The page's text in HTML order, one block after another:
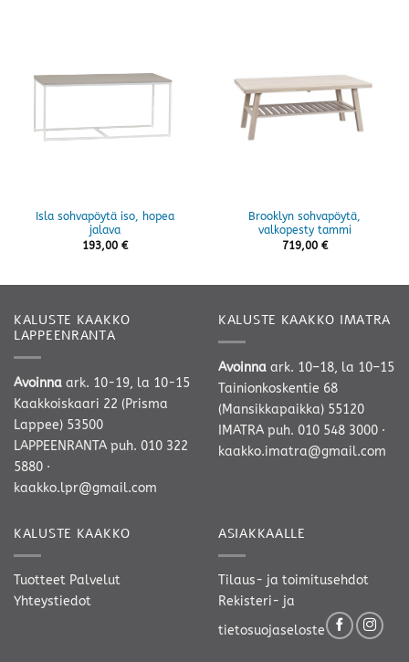
Isla sohvapöytä iso, hopea
jalava
193,00 €
Brooklyn sohvapöytä,
valkopesty tammi
719,00 €
KALUSTE KAAKKO
LAPPEENRANTA
Avoinna ark. 10-19, la 10-15
Kaakkoiskaari 22 (Prisma
Lappee) 53500
LAPPEENRANTA puh. 010 322
5880 ·
kaakko.lpr@gmail.com
KALUSTE KAAKKO IMATRA
Avoinna ark. 10–18, la 10–15
Tainionkoskentie 68
(Mansikkapaikka) 55120
IMATRA puh. 010 548 3000 ·
kaakko.imatra@gmail.com
KALUSTE KAAKKO
Tuotteet Palvelut
Yhteystiedot
ASIAKKAALLE
Tilaus- ja toimitusehdot
Rekisteri- ja
tietosuojaseloste